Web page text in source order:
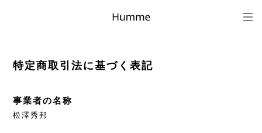
特定商取引法に基づく表記
事業者の名称
松澤秀邦